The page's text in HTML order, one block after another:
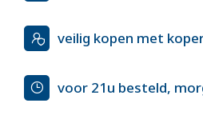
veilig kopen met
voor 21u besteld,